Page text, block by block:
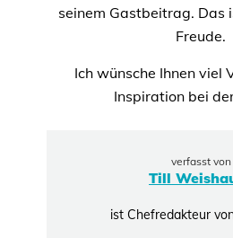
seinem Gastbeitrag. Das
Freude.
Ich wünsche Ihnen viel
Inspiration bei
verfasst von
Till
ist Chefredakteur